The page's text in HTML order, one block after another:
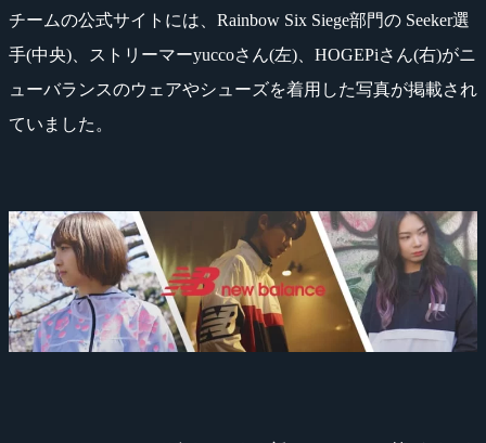
チームの公式サイトには、Rainbow Six Siege部門の Seeker選
手(中央)、ストリーマーyuccoさん(左)、HOGEPiさん(右)がニ
ューバランスのウェアやシューズを着用した写真が掲載され
ていました。